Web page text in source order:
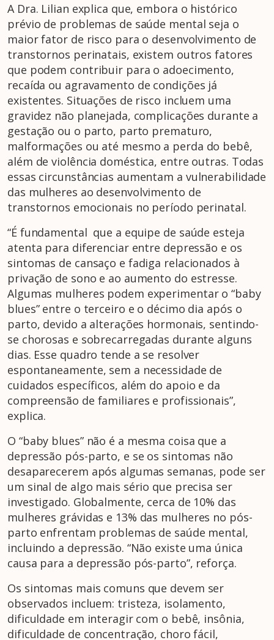
A Dra. Lilian explica que, embora o histórico
prévio de problemas de saúde mental seja o
maior fator de risco para o desenvolvimento de
transtornos perinatais, existem outros fatores
que podem contribuir para o adoecimento,
recaída ou agravamento de condições já
existentes. Situações de risco incluem uma
gravidez não planejada, complicações durante a
gestação ou o parto, parto prematuro,
malformações ou até mesmo a perda do bebê,
além de violência doméstica, entre outras. Todas
essas circunstâncias aumentam a vulnerabilidade
das mulheres ao desenvolvimento de
transtornos emocionais no período perinatal.
“É fundamental que a equipe de saúde esteja
atenta para diferenciar entre depressão e os
sintomas de cansaço e fadiga relacionados à
privação de sono e ao aumento do estresse.
Algumas mulheres podem experimentar o “baby
blues” entre o terceiro e o décimo dia após o
parto, devido a alterações hormonais, sentindo-
se chorosas e sobrecarregadas durante alguns
dias. Esse quadro tende a se resolver
espontaneamente, sem a necessidade de
cuidados específicos, além do apoio e da
compreensão de familiares e profissionais”,
explica.
O “baby blues” não é a mesma coisa que a
depressão pós-parto, e se os sintomas não
desaparecerem após algumas semanas, pode ser
um sinal de algo mais sério que precisa ser
investigado. Globalmente, cerca de 10% das
mulheres grávidas e 13% das mulheres no pós-
parto enfrentam problemas de saúde mental,
incluindo a depressão. “Não existe uma única
causa para a depressão pós-parto”, reforça.
Os sintomas mais comuns que devem ser
observados incluem: tristeza, isolamento,
dificuldade em interagir com o bebê, insônia,
dificuldade de concentração, choro fácil,